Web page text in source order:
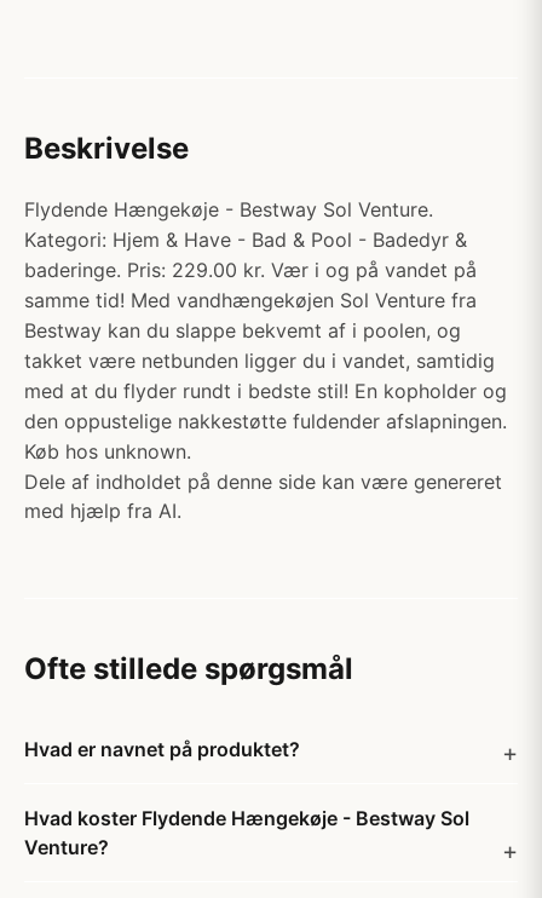
Beskrivelse
Flydende Hængekøje - Bestway Sol Venture.
Kategori: Hjem & Have - Bad & Pool - Badedyr &
baderinge. Pris: 229.00 kr. Vær i og på vandet på
samme tid! Med vandhængekøjen Sol Venture fra
Bestway kan du slappe bekvemt af i poolen, og
takket være netbunden ligger du i vandet, samtidig
med at du flyder rundt i bedste stil! En kopholder og
den oppustelige nakkestøtte fuldender afslapningen.
Køb hos unknown.
Dele af indholdet på denne side kan være genereret
med hjælp fra AI.
Ofte stillede spørgsmål
Hvad er navnet på produktet?
Hvad koster Flydende Hængekøje - Bestway Sol
Venture?